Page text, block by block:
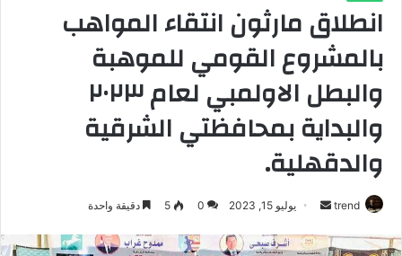
انطلاق مارثون انتقاء المواهب
بالمشروع القومي للموهبة
والبطل الاولمبي لعام ٢٠٢٣
والبداية بمحافظتي الشرقية
والدقهلية.
trend
س
يوليو 15, 2023 0
5 دقيقة واحدة